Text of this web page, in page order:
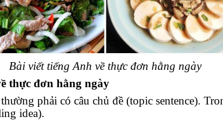
Bài viết tiếng Anh về thực đơn hằng ngày
thực đơn hằng ngày
phải có câu chủ đề (topic sentence).
idea).